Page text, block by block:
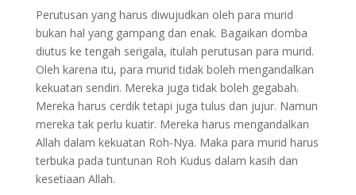
Perutusan yang harus diwujudkan oleh para murid
bukan hal yang gampang dan enak. Bagaikan domba
diutus ke tengah serigala, itulah perutusan para murid.
Oleh karena itu, para murid tidak boleh mengandalkan
kekuatan sendiri. Mereka juga tidak boleh gegabah.
Mereka harus cerdik tetapi juga tulus dan jujur. Namun
mereka tak perlu kuatir. Mereka harus mengandalkan
Allah dalam kekuatan Roh-Nya. Maka para murid harus
terbuka pada tuntunan Roh Kudus dalam kasih dan
kesetiaan Allah.